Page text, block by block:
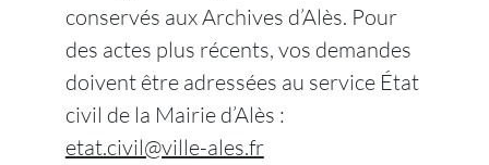
conservés aux Archives d’Alès. Pour
des actes plus récents, vos demandes
doivent être adressées au service État
civil de la Mairie d’Alès :
etat.civil@ville-ales.fr